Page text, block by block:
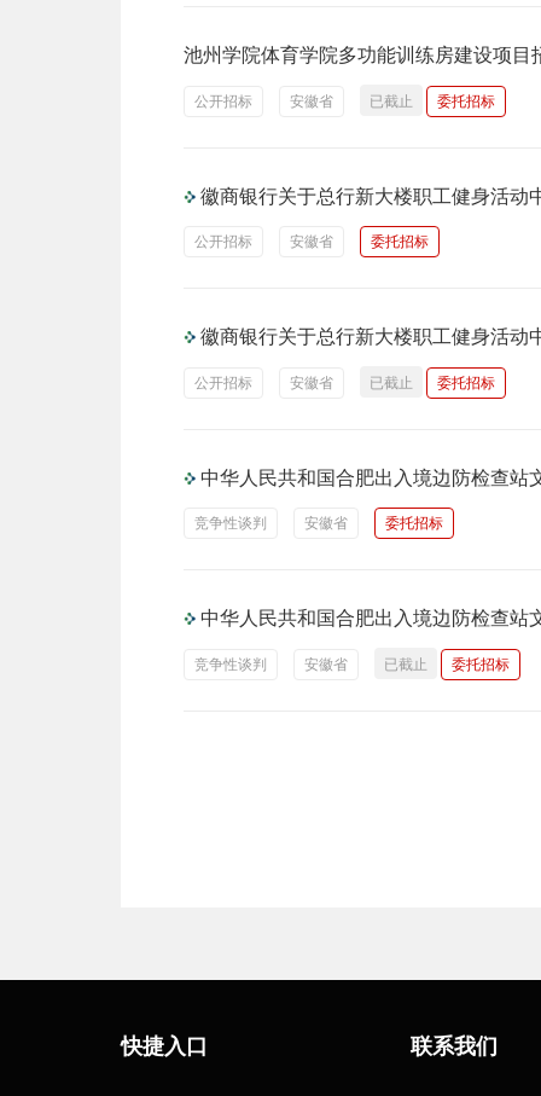
池州学院体育学院多功能训练房建设项目
公开招标 安徽省 已截止 委托招标
徽商银行关于总行新大楼职工健身活动
公开招标 安徽省 委托招标
徽商银行关于总行新大楼职工健身活动
公开招标 安徽省 已截止 委托招标
中华人民共和国合肥出入境边防检查站
竞争性谈判 安徽省 委托招标
中华人民共和国合肥出入境边防检查站
竞争性谈判 安徽省 已截止 委托招标
快捷入口 联系我们